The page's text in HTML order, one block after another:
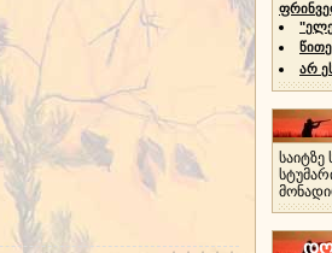
არ
საიტზე